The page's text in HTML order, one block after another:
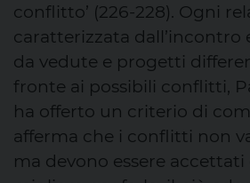
conflitto’ (226-228). Ogni
caratterizzata dall’incontro
da vedute e progetti
fronte ai possibili conflitti,
ha offerto un criterio di
afferma che i conflitti non
ma devono essere